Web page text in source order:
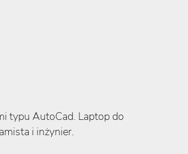
typu AutoCad. Laptop do
i inżynier.